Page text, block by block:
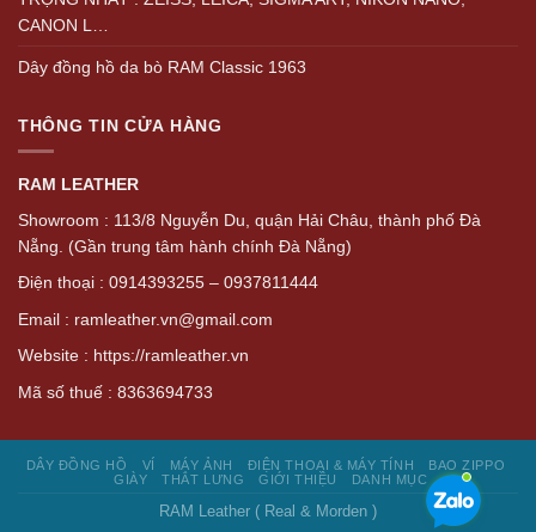
CANON L…
Dây đồng hồ da bò RAM Classic 1963
THÔNG TIN CỬA HÀNG
RAM LEATHER
Showroom : 113/8 Nguyễn Du, quận Hải Châu, thành phố Đà
Nẵng. (Gần trung tâm hành chính Đà Nẵng)
Điện thoại : 0914393255 – 0937811444
Email : ramleather.vn@gmail.com
Website : https://ramleather.vn
Mã số thuế : 8363694733
DÂY ĐỒNG HỒ VÍ MÁY ẢNH ĐIỆN THOẠI & MÁY TÍNH
BAO ZIPPO
GIÀY
THẮT LƯNG GIỚI THIỆU DANH MỤC
RAM Leather ( Real & Morden )